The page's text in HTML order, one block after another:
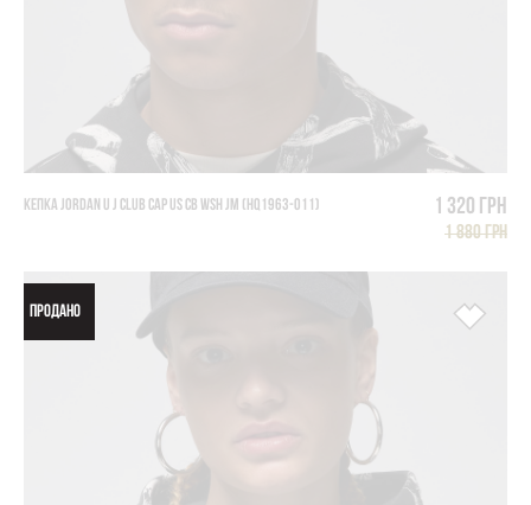
КЕПКА JORDAN U J CLUB CAP US CB WSH JM (HQ1963-011) 1 320 грн
1 880 грн
ПРОДАНО